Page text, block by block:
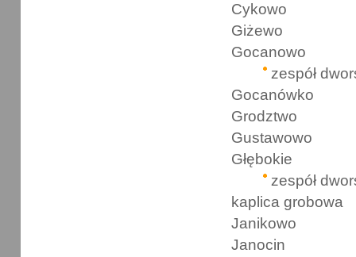
Cykowo
Giżewo
Gocanowo
zespół
Gocanówko
Grodztwo
Gustawowo
Głębokie
zespół
kaplica grobowa
Janikowo
Janocin